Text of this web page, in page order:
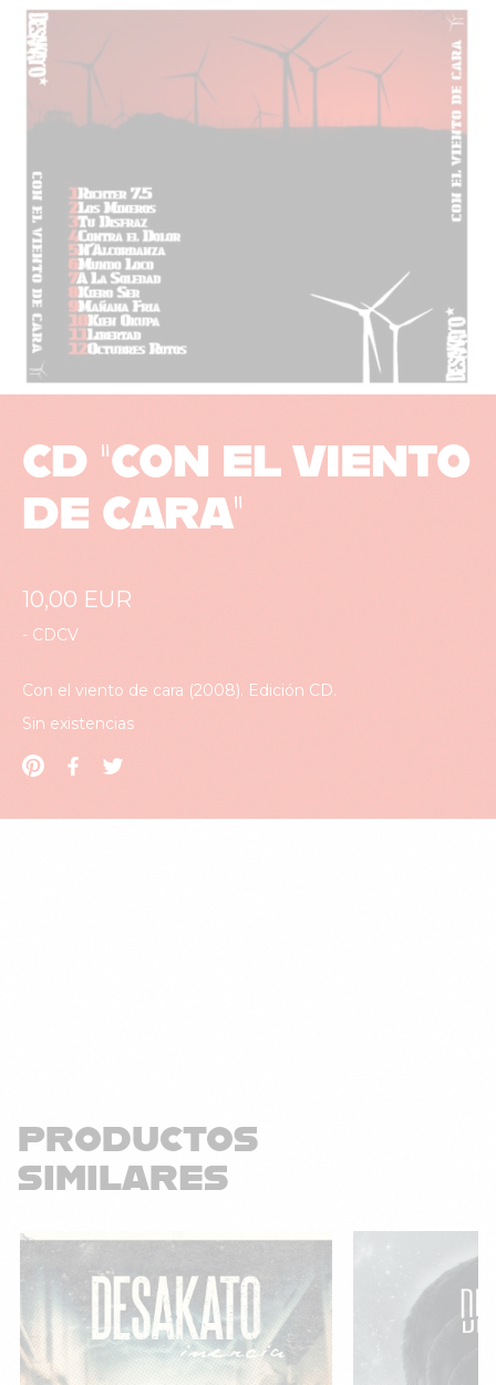
CD “CON EL VIENTO
DE CARA”
10,00 EUR
- CDCV
Con el viento de cara (2008). Edición CD.
Sin existencias
PRODUCTOS
SIMILARES